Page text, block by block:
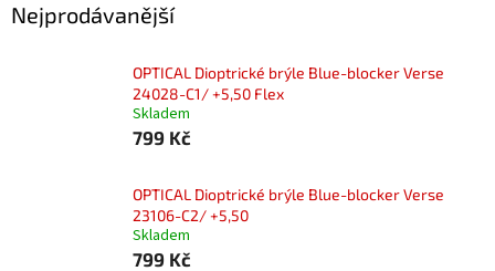
Nejprodávanější
OPTICAL Dioptrické brýle Blue-blocker Verse
24028-C1/ +5,50 Flex
Skladem
799 Kč
OPTICAL Dioptrické brýle Blue-blocker Verse
23106-C2/ +5,50
Skladem
799 Kč